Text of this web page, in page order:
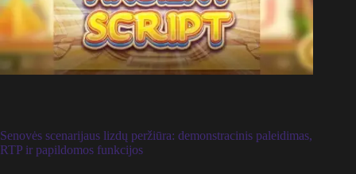
Senovės scenarijaus lizdų peržiūra: demonstracinis paleidimas,
RTP ir papildomos funkcijos